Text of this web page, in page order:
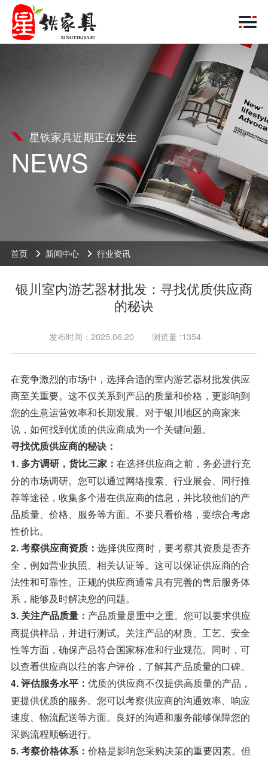
星铁家具近期正在发生
NEWS
首页 新闻中心 行业资讯
银川室内游艺器材批发：寻找优质供应商
的秘诀
发布时间：2025.06.20 浏览量 :1354
在竞争激烈的市场中，选择合适的室内游艺器材批发供应
商至关重要。这不仅关系到产品的质量和价格，更影响到
您的生意运营效率和长期发展。对于银川地区的商家来
说，如何找到优质的供应商成为一个关键问题。
寻找优质供应商的秘诀：
1. 多方调研，货比三家： 在选择供应商之前，务必进行充
分的市场调研。您可以通过网络搜索、行业展会、同行推
荐等途径，收集多个潜在供应商的信息，并比较他们的产
品质量、价格、服务等方面。不要只看价格，要综合考虑
性价比。
2. 考察供应商资质： 选择供应商时，要考察其资质是否齐
全，例如营业执照、相关认证等。这可以保证供应商的合
法性和可靠性。正规的供应商通常具有完善的售后服务体
系，能够及时解决您的问题。
3. 关注产品质量： 产品质量是重中之重。您可以要求供应
商提供样品，并进行测试。关注产品的材质、工艺、安全
性等方面，确保产品符合国家标准和行业规范。同时，可
以查看供应商以往的客户评价，了解其产品质量的口碑。
4. 评估服务水平： 优质的供应商不仅提供高质量的产品，
更提供优质的服务。您可以考察供应商的沟通效率、响应
速度、物流配送等方面。良好的沟通和服务能够保障您的
采购流程顺畅进行。
5. 考察价格体系： 价格是影响您采购决策的重要因素。但